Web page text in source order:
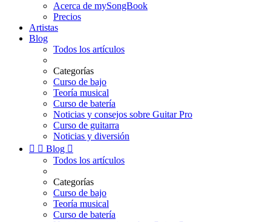
Acerca de mySongBook
Precios
Artistas
Blog
Todos los artículos
Categorías
Curso de bajo
Teoría musical
Curso de batería
Noticias y consejos sobre Guitar Pro
Curso de guitarra
Noticias y diversión
  Blog 
Todos los artículos
Categorías
Curso de bajo
Teoría musical
Curso de batería